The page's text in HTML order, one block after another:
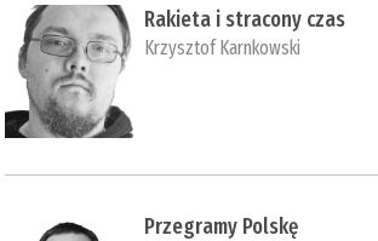
Rakieta i stracony czas
Krzysztof Karnkowski
Przegramy Polskę